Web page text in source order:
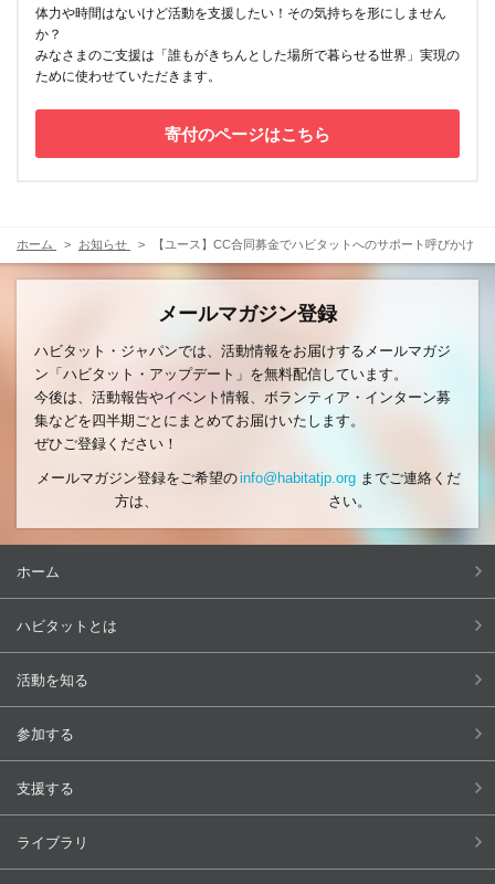
体力や時間はないけど活動を支援したい！その気持ちを形にしません
か？
みなさまのご支援は「誰もがきちんとした場所で暮らせる世界」実現の
ために使わせていただきます。
寄付のページはこちら
ホーム お知らせ 【ユース】CC合同募金でハビタットへのサポート呼びかけ
メールマガジン登録
ハビタット・ジャパンでは、活動情報をお届けするメールマガジ
ン「ハビタット・アップデート」を無料配信しています。
今後は、活動報告やイベント情報、ボランティア・インターン募
集などを四半期ごとにまとめてお届けいたします。
ぜひご登録ください！
メールマガジン登録をご希望の
方は、
info@habitatjp.orgまでご連絡くだ
さい。
ホーム
ハビタットとは
活動を知る
参加する
支援する
ライブラリ